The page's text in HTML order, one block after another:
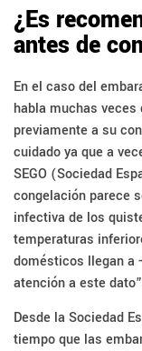
¿Es
antes de
En el caso del
habla muchas
previamente a su
cuidado ya que a
SEGO (Sociedad
congelación parece
infectiva de los
temperaturas
domésticos llegan a
atención a este
Desde la Sociedad
tiempo que las